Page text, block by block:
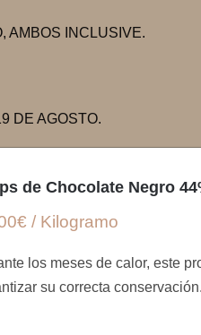
AMBOS INCLUSIVE.
DE AGOSTO.
de Chocolate Negro
/ Kilogramo
los meses de calor, este
su correcta conservación.